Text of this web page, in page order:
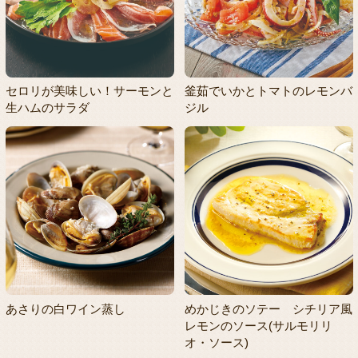
セロリが美味しい！サーモンと
生ハムのサラダ
釜茹でいかとトマトのレモンバ
ジル
あさりの白ワイン蒸し
めかじきのソテー シチリア風
レモンのソース(サルモリリ
オ・ソース)